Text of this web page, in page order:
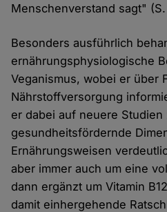
Menschenverstand sagt"
Besonders ausführlich
ernährungsphysiologische
Veganismus, wobei er über
Nährstoffversorgung
er dabei auf neuere
gesundheitsfördernde
Ernährungsweisen
aber immer auch um eine
dann ergänzt um Vitamin
damit einhergehende